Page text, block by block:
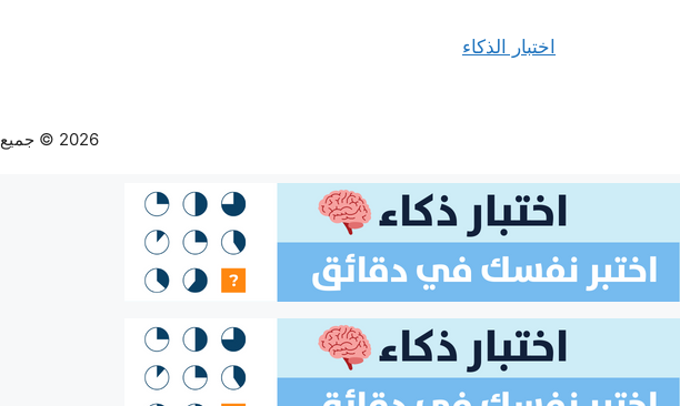
اختبار الذكاء
2026 © جميع الحقوق محفوظة أكاديمية نيرونت